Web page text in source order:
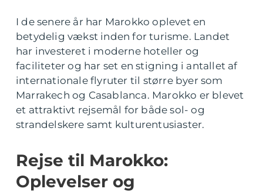
I de senere år har Marokko oplevet en
betydelig vækst inden for turisme. Landet
har investeret i moderne hoteller og
faciliteter og har set en stigning i antallet af
internationale flyruter til større byer som
Marrakech og Casablanca. Marokko er blevet
et attraktivt rejsemål for både sol- og
strandelskere samt kulturentusiaster.
Rejse til Marokko:
Oplevelser og